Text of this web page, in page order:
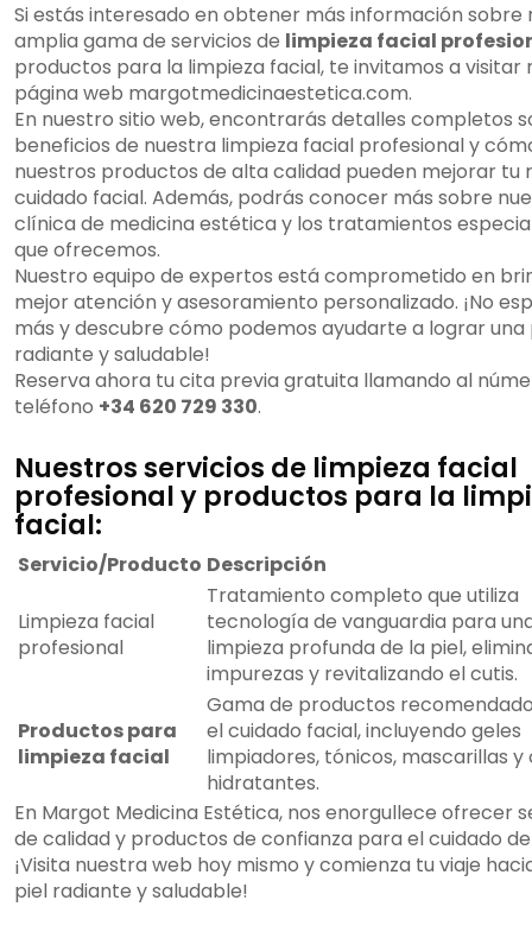
Si estás interesado en obtener más información sobre
amplia gama de servicios de limpieza facial
productos para la limpieza facial, te invitamos a visitar
página web margotmedicinaestetica.com.
En nuestro sitio web, encontrarás detalles completos
beneficios de nuestra limpieza facial profesional y
nuestros productos de alta calidad pueden mejorar tu
cuidado facial. Además, podrás conocer más sobre
clínica de medicina estética y los tratamientos
que ofrecemos.
Nuestro equipo de expertos está comprometido en
mejor atención y asesoramiento personalizado. ¡No
más y descubre cómo podemos ayudarte a lograr una
radiante y saludable!
Reserva ahora tu cita previa gratuita llamando al
teléfono +34 620 729 330.
Nuestros servicios de limpieza facial
profesional y productos para la
facial:
Servicio/Producto Descripción
Limpieza facial
profesional
Tratamiento completo que utiliza
tecnología de vanguardia para
limpieza profunda de la piel,
impurezas y revitalizando el cutis.
Productos para
limpieza facial
Gama de productos
el cuidado facial, incluyendo geles
limpiadores, tónicos, mascarillas
hidratantes.
En Margot Medicina Estética, nos enorgullece ofrecer
de calidad y productos de confianza para el cuidado
¡Visita nuestra web hoy mismo y comienza tu viaje
piel radiante y saludable!